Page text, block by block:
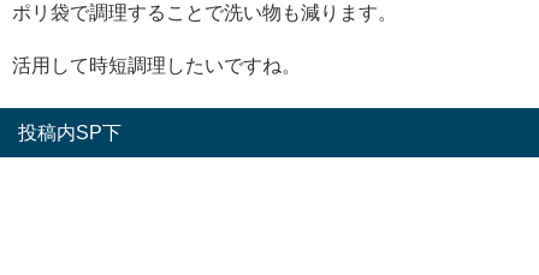
ポリ袋で調理することで洗い物も減ります。
活用して時短調理したいですね。
投稿内SP下